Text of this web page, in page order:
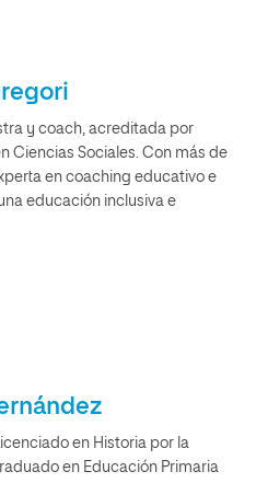
y coach, acreditada por
Ciencias Sociales. Con más de
en coaching educativo e
educación inclusiva e
en Historia por la
en Educación Primaria